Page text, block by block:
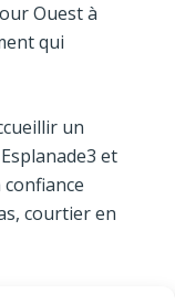
Ouest à
qui
un
et
courtier en